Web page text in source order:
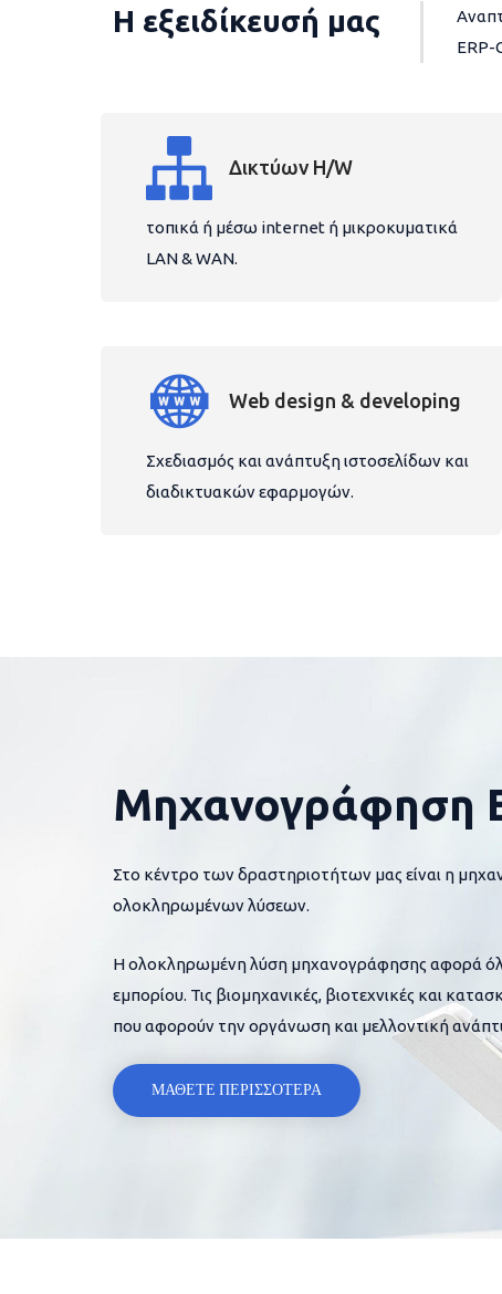
Η εξειδίκευσή μας
ERP-
Δικτύων H/W
τοπικά ή μέσω internet ή μικροκυματικά
LAN & WAN.
Web design & developing
Σχεδιασμός και ανάπτυξη ιστοσελίδων και
διαδικτυακών εφαρμογών.
Μηχανογράφηση
Στο κέντρο των δραστηριοτήτων μας είναι η
ολοκληρωμένων λύσεων.
Η ολοκληρωμένη λύση μηχανογράφησης αφορά όλες
εμπορίου. Τις βιομηχανικές, βιοτεχνικές και
που αφορούν την οργάνωση και μελλοντική
ΜΑΘΕΤΕ ΠΕΡΙΣΣΟΤΕΡΑ